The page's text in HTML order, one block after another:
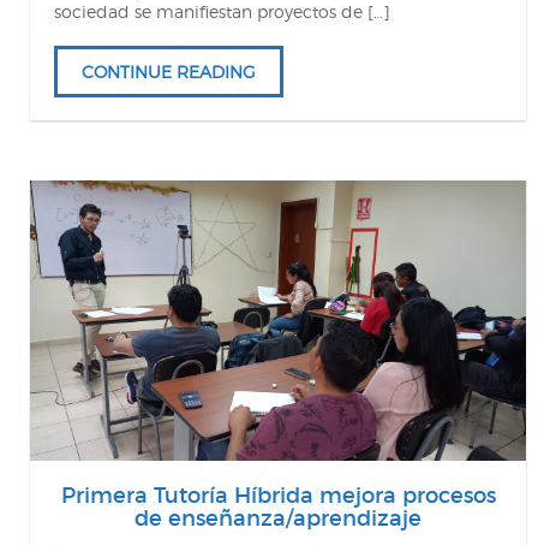
sociedad se manifiestan proyectos de […]
CONTINUE READING
Primera Tutoría Híbrida mejora procesos
de enseñanza/aprendizaje